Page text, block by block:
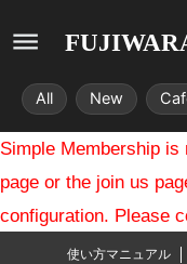
All New
Simple Membership
page or the join us
configuration. Please
使い方マニュアル